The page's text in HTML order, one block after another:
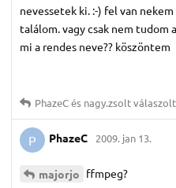
nevessetek ki. :-) fel van
találom. vagy csak nem tudom
mi a rendes neve?? köszöntem
PhazeCés nagy.​zsolt
P PhazeC 2009. jan 13.
majorjo ffmpeg?